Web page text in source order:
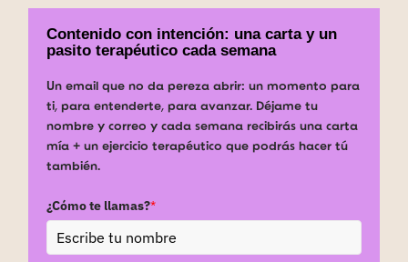
Contenido con intención: una carta y un
pasito terapéutico cada semana
Un email que no da pereza abrir: un momento para
ti, para entenderte, para avanzar. Déjame tu
nombre y correo y cada semana recibirás una carta
mía + un ejercicio terapéutico que podrás hacer tú
también.
¿Cómo te llamas?*